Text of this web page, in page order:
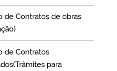
de Contratos de obras
de Contratos
para